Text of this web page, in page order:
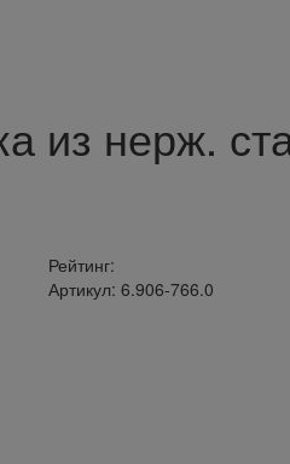
из нерж.
Рейтинг:
Артикул: 6.906-766.0